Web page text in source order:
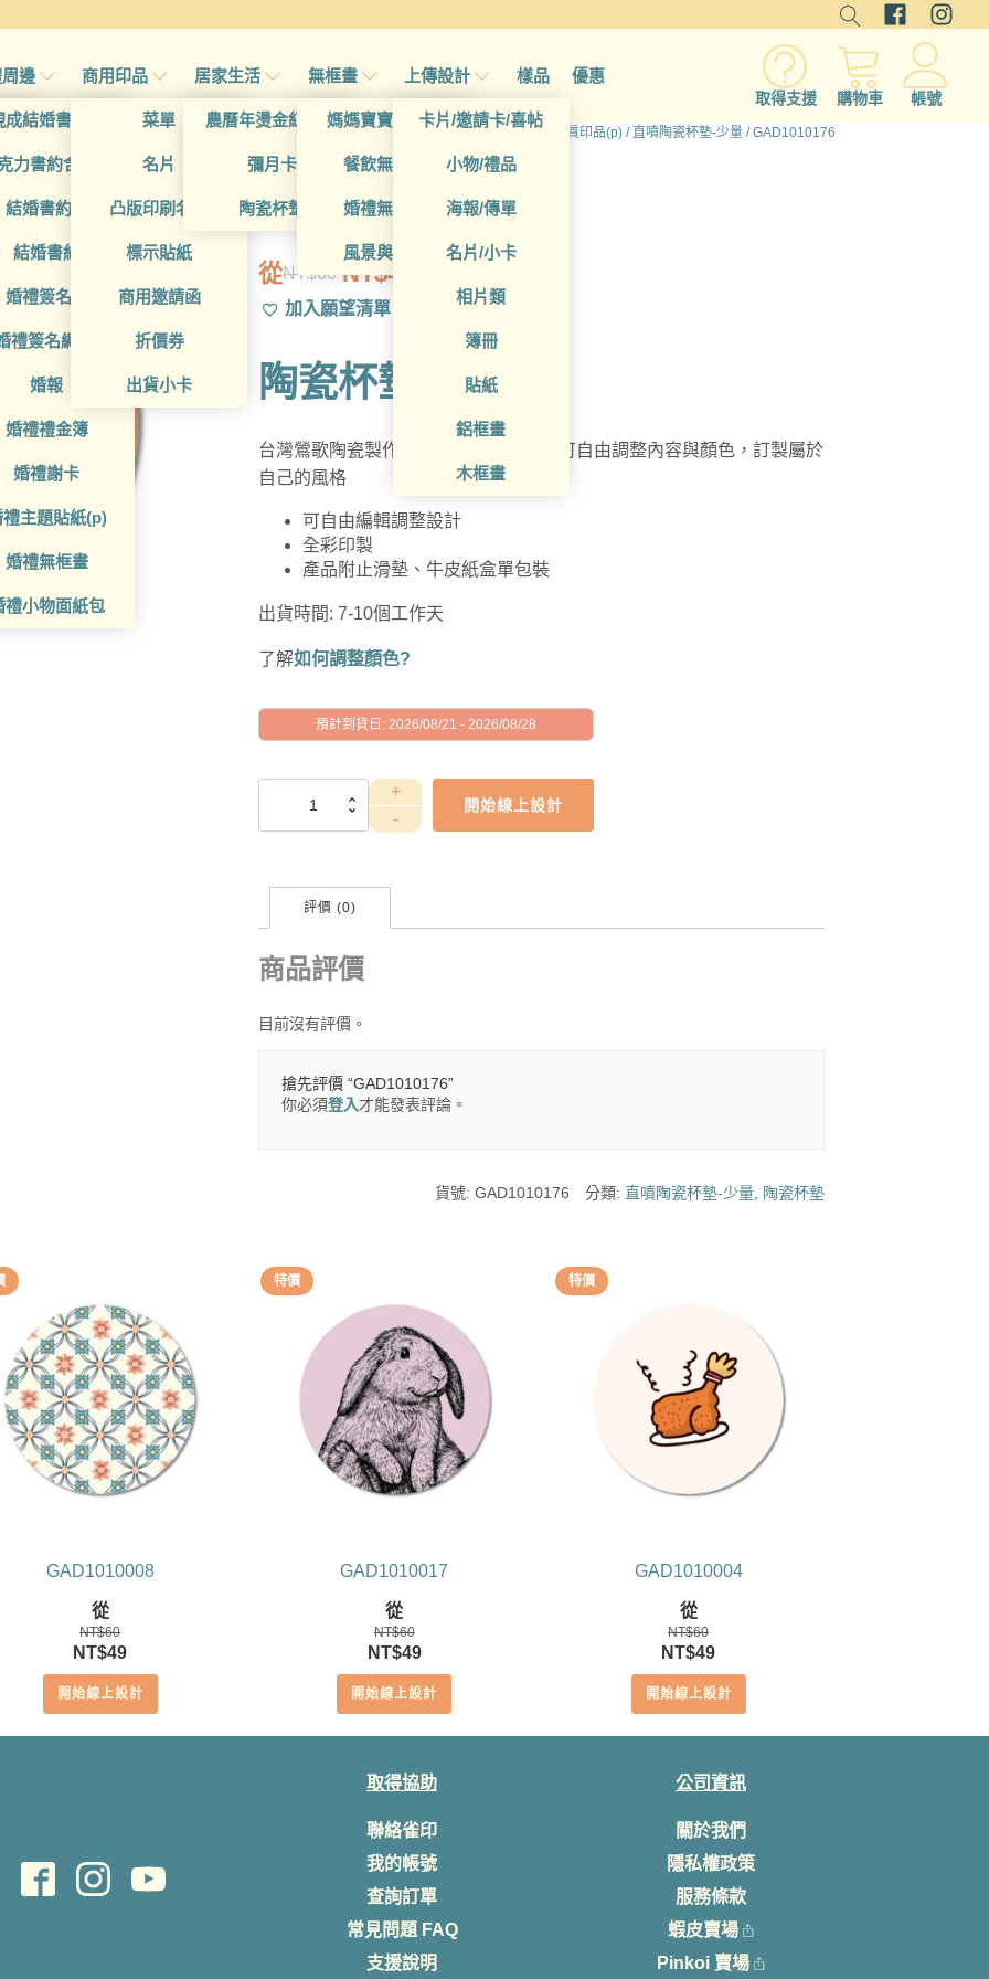
邊
成結婚書約夾
力書約含木座
結婚書約組
結婚書約
婚禮簽名簿
禮簽名綢(p)
婚報
婚禮禮金簿
婚禮謝卡
禮主題貼紙(p)
婚禮無框畫
禮小物面紙包
商用印品
菜單
名片
凸版印刷名片
標示貼紙
商用邀請函
折價券
出貨小卡
居家生活
農曆年燙金紅包袋
彌月卡
陶瓷杯墊
無框畫
媽媽寶寶無框畫
餐飲無框畫
婚禮無框畫
風景與藝術
上傳設計
卡片/邀請卡/喜帖
小物/禮品
海報/傳單
名片/小卡
相片類
簿冊
貼紙
鋁框畫
木框畫
樣品 優惠
取得支援 購物車 帳號
首頁/ 所有產品 硬質印品(p) / 直噴陶瓷杯墊-少量 / GAD1010176
GAD1010176
從NT$60
原
始
價
格：
NT$49
目
前
價
格：
加入願望清單
陶瓷杯墊
台灣鶯歌陶瓷製作的設計款陶瓷杯墊，可自由調整內容與顏色，訂製屬於
自己的風格
可自由編輯調整設計
全彩印製
產品附止滑墊、牛皮紙盒單包裝
出貨時間: 7-10個工作天
了解如何調整顏色?
預計到貨日: 2026/08/21 - 2026/08/28
GAD1010176
開始線上設計
評價 (0)
商品評價
目前沒有評價。
搶先評價 “GAD1010176”
你必須登入才能發表評論。
貨號:GAD1010176 分類: 直噴陶瓷杯墊-少量 陶瓷杯墊
GAD1010008
從
NT$60
原
始
價
NT$49目
前
價
開始線上設計
特價
GAD1010017
從
NT$60
原
始
價
NT$49目
前
價
開始線上設計
特價
GAD1010004
從
NT$60
原
始
價
NT$49目
前
價
開始線上設計
取得協助
聯絡雀印
我的帳號
查詢訂單
常見問題 FAQ
支援說明
公司資訊
關於我們
隱私權政策
服務條款
蝦皮賣場
Pinkoi 賣場